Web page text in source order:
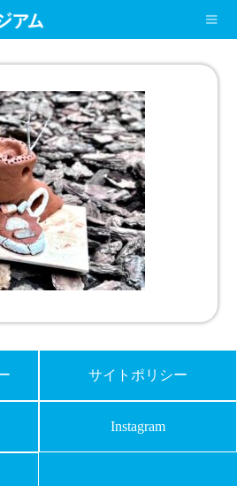
サイトポリシー
Instagram